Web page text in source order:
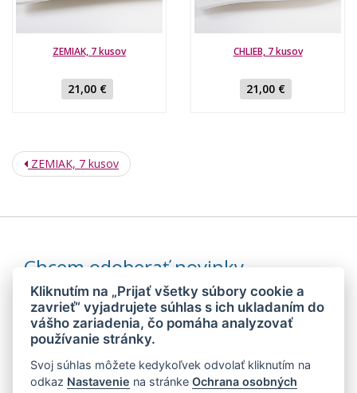
ZEMIAK, 7 kusov
21,00 €
CHLIEB, 7 kusov
21,00 €
ZEMIAK, 7 kusov
Chcem odoberať novinky
Odoslaním súhlasím sospracovaním mojich osobných údajov
© 2026 MEDIDIET® - METÓDA, KTORÁ DÁVA CHUŤ ZCHUBNÚŤ!
Kliknutím na „Prijať všetky súbory cookie a
zavrieť“ vyjadrujete súhlas s ich ukladaním do
vášho zariadenia, čo pomáha analyzovať
používanie stránky.
Svoj súhlas môžete kedykoľvek odvolať kliknutím na
odkaz Nastavenie na stránkeOchrana osobných